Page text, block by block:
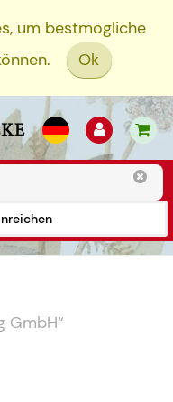
um bestmögliche
Ok
GmbH“